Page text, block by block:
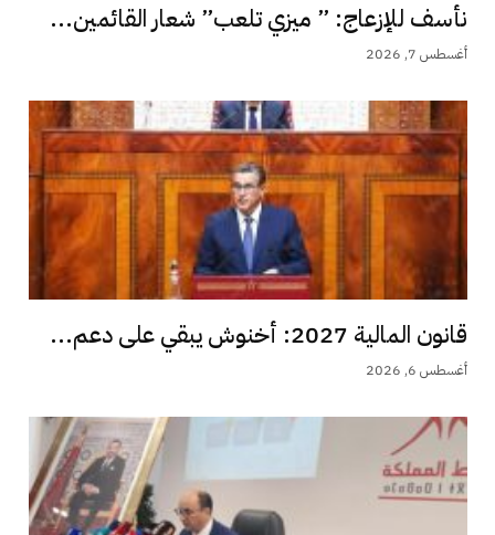
نأسف للإزعاج: ” ميزي تلعب” شعار القائمين...
أغسطس 7, 2026
قانون المالية 2027: أخنوش يبقي على دعم...
أغسطس 6, 2026